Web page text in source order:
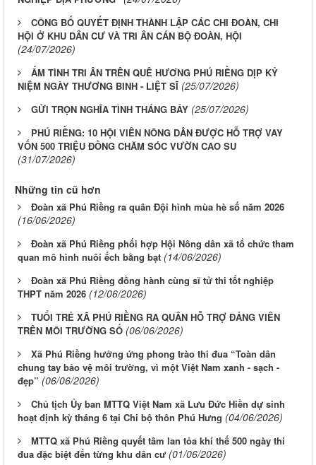
CÔNG BỐ QUYẾT ĐỊNH THÀNH LẬP CÁC CHI ĐOÀN, CHI
HỘI Ở KHU DÂN CƯ VÀ TRI ÂN CÁN BỘ ĐOÀN, HỘI
(24/07/2026)
ẤM TÌNH TRI ÂN TRÊN QUÊ HƯƠNG PHÚ RIỀNG DỊP KỶ
NIỆM NGÀY THƯƠNG BINH - LIỆT SĨ (25/07/2026)
GỬI TRỌN NGHĨA TÌNH THÁNG BẢY (25/07/2026)
PHÚ RIỀNG: 10 HỘI VIÊN NÔNG DÂN ĐƯỢC HỖ TRỢ VAY
VỐN 500 TRIỆU ĐỒNG CHĂM SÓC VƯỜN CAO SU
(31/07/2026)
Những tin cũ hơn
Đoàn xã Phú Riềng ra quân Đội hình mùa hè số năm 2026
(16/06/2026)
Đoàn xã Phú Riềng phối hợp Hội Nông dân xã tổ chức tham
quan mô hình nuôi ếch bằng bạt (14/06/2026)
Đoàn xã Phú Riềng đồng hành cùng sĩ tử thi tốt nghiệp
THPT năm 2026 (12/06/2026)
TUỔI TRẺ XÃ PHÚ RIỀNG RA QUÂN HỖ TRỢ ĐẢNG VIÊN
TRÊN MÔI TRƯỜNG SỐ (06/06/2026)
Xã Phú Riềng hưởng ứng phong trào thi đua “Toàn dân
chung tay bảo vệ môi trường, vì một Việt Nam xanh - sạch -
đẹp” (06/06/2026)
Chủ tịch Ủy ban MTTQ Việt Nam xã Lưu Đức Hiền dự sinh
hoạt định kỳ tháng 6 tại Chi bộ thôn Phú Hưng (04/06/2026)
MTTQ xã Phú Riềng quyết tâm lan tỏa khí thế 500 ngày thi
đua đặc biệt đến từng khu dân cư (01/06/2026)